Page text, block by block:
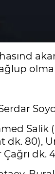
Salik
dk. 80),
dk.